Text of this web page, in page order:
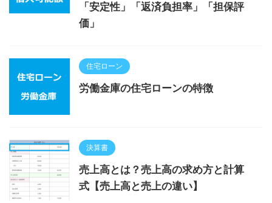
「安定性」「返済負担率」「担保評
価」
住宅ローン
労働金庫の住宅ローンの特徴
決算書
売上高とは？売上高の求め方と計算
式【売上高と売上の違い】